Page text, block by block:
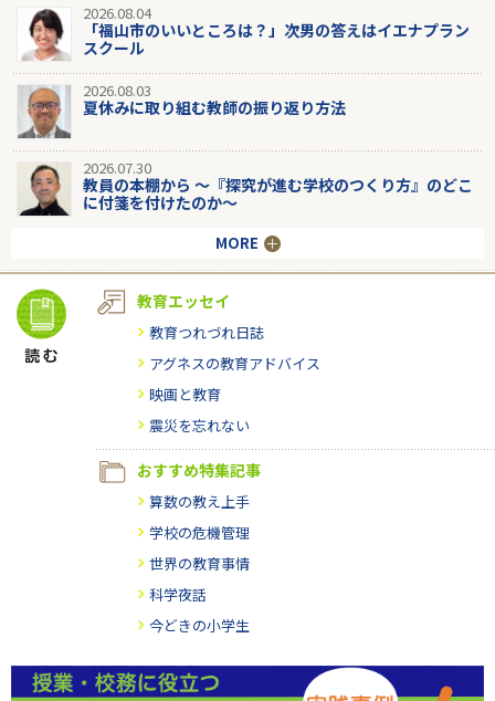
2026.08.04
「福山市のいいところは？」次男の答えはイエナプラン
スクール
2026.08.03
夏休みに取り組む教師の振り返り方法
2026.07.30
教員の本棚から 〜『探究が進む学校のつくり方』のどこ
に付箋を付けたのか〜
MORE
教育エッセイ
教育つれづれ日誌
アグネスの教育アドバイス
映画と教育
震災を忘れない
おすすめ特集記事
算数の教え上手
学校の危機管理
世界の教育事情
科学夜話
今どきの小学生